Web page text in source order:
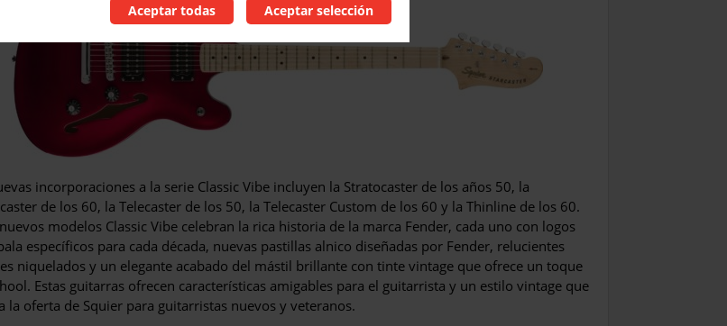
incorporaciones a la serie Classic Vibe incluyen la Stratocaster de los años 50, la
de los 60, la Telecaster de los 50, la Telecaster Custom de los 60 y la Thinline de los 60.
modelos Classic Vibe celebran la rica historia de la marca Fender, cada uno con logos
específicos para cada década, nuevas pastillas alnico diseñadas por Fender, relucientes
niquelados y un elegante acabado del mástil brillante con tinte vintage que ofrece un toque
Estas guitarras ofrecen características amigables para el guitarrista y un estilo vintage que
la oferta de Squier para guitarristas nuevos y veteranos.
Aceptar todas Aceptar selección